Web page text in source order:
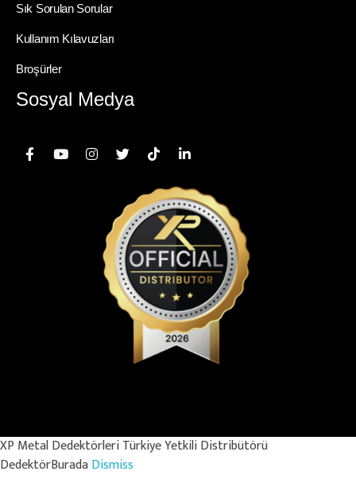
Sık Sorulan Sorular
Kullanım Kılavuzları
Broşürler
Sosyal Medya
XP Metal Dedektörleri Türkiye Yetkili Distribütörü
DedektörBuradaDismiss